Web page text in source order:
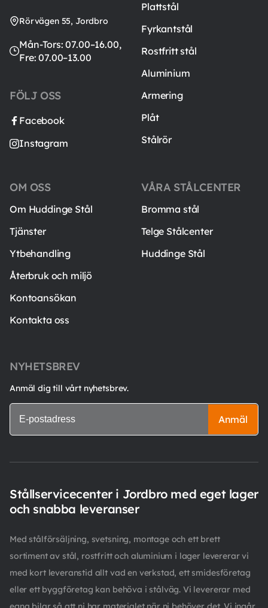
Rörvägen 55, Jordbro
Mån-Tors: 07.00–16.00,
Fre: 07.00–13.00
FÖLJ OSS
Facebook
Instagram
Plattstål
Fyrkantstål
Rostfritt stål
Aluminium
Armering
Plåt
Stålrör
VÅRA STÅLCENTER
Bromma stål
Telge Stålcenter
Huddinge Stål
OM OSS
Om Huddinge Stål
Tjänster
Ytbehandling
Återbruk och miljö
Kontoansökan
Kontakta oss
NYHETSBREV
Anmäl dig till vårt nyhetsbrev.
Anmäl
Stållservicecenter i Jordbro med eget lager
och snabba leveranser
Med stålförsäljning, svetsning, montage och ett brett
sortiment av stål, rostfritt och aluminium i lager levererar vi
med kort leveranstid allt vad en verkstad, ett smidesföretag
eller ett byggföretag kan behöva i stålväg. Vi levererar med